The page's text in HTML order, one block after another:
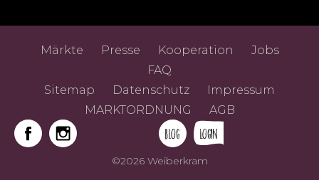
Märkte Presse Kooperation
Jobs
FAQ
Sitemap
Datenschutz
Impressum
MARKTORDNUNG
AGB
Blog Login
©2026 Weiberkram